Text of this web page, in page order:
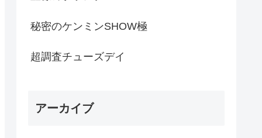
秘密のケンミンSHOW極
超調査チューズデイ
アーカイブ